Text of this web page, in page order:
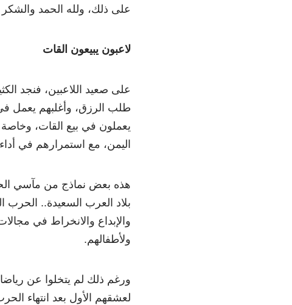
على ذلك، ولله الحمد
لاعبون يبيعون القات
على صعيد اللاعبين، فنجد
طلب الرزق، وأغلبهم يعمل في
يعملون في بيع القات،
اليمن، مع استمرارهم في
هذه بعض نماذج من مآسي
بلاد العرب السعيدة..
والإبداع والانخراط في
ولأطفالهم.
ورغم ذلك لم يتخلوا عن
لعشقهم الأول بعد انتهاء